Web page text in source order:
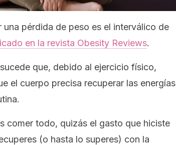
pérdida de peso es el interválico de
en la revista Obesity Reviews.
que, debido al ejercicio físico,
el cuerpo precisa recuperar las energías
comer todo, quizás el gasto que hiciste
(o hasta lo superes) con la